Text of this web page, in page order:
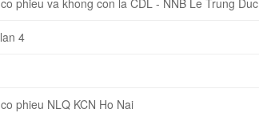
phieu va khong con la CDL - NNB Le Trung Duc
4
phieu NLQ KCN Ho Nai